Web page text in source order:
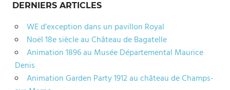
DERNIERS ARTICLES
WE d’exception dans un pavillon Royal
Noël 18e siècle au Château de Bagatelle
Animation 1896 au Musée Départemental Maurice
Denis
Animation Garden Party 1912 au château de Champs-